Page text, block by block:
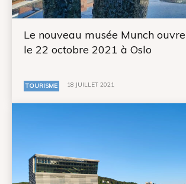
Le nouveau musée Munch
le 22 octobre 2021 à Oslo
TOURISME 18 JUILLET 2021